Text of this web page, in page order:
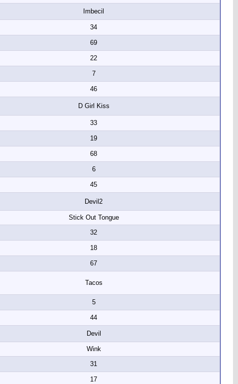
Imbecil
34
69
22
7
46
D Girl Kiss
33
19
68
6
45
Devil2
Stick Out Tongue
32
18
67
Tacos
5
44
Devil
Wink
31
17